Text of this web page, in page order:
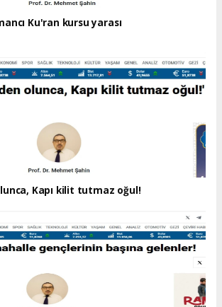
Ku'ran kursu yarası
Kapı kilit tutmaz oğul!